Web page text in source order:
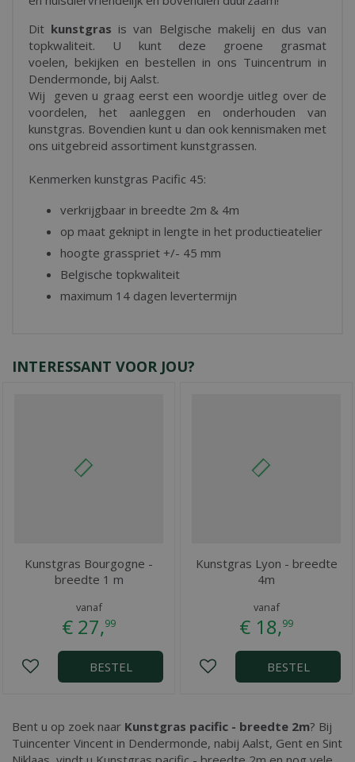
Dit kunstgras is van Belgische makelij en dus van
topkwaliteit. U kunt deze groene grasmat
voelen, bekijken en bestellen in ons Tuincentrum in
Dendermonde, bij Aalst.
Wij geven u graag eerst een woordje uitleg over de
voordelen, het aanleggen en onderhouden van
kunstgras. Bovendien kunt u dan ook kennismaken met
ons uitgebreid assortiment kunstgrassen.
Kenmerken kunstgras Pacific 45:
verkrijgbaar in breedte 2m & 4m
op maat geknipt in lengte in het productieatelier
hoogte grasspriet +/- 45 mm
Belgische topkwaliteit
maximum 14 dagen levertermijn
INTERESSANT VOOR JOU?
Kunstgras Bourgogne -
breedte 1 m
vanaf
€ 27,99
BESTEL
Kunstgras Lyon - breedte
4m
vanaf
€ 18,99
BESTEL
Bent u op zoek naar Kunstgras pacific - breedte 2m? Bij
Tuincenter Vincent in Dendermonde, nabij Aalst, Gent en Sint